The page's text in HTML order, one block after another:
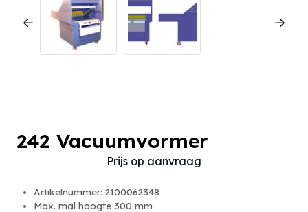
242 Vacuumvormer
Prijs op aanvraag
Artikelnummer: 2100062348
Max. mal hoogte 300 mm